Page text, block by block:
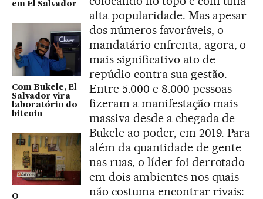
em El Salvador
Com Bukele, El
Salvador vira
laboratório do
bitcoin
O
alta popularidade. Mas apesar
dos números favoráveis, o
mandatário enfrenta, agora, o
mais significativo ato de
repúdio contra sua gestão.
Entre 5.000 e 8.000 pessoas
fizeram a manifestação mais
massiva desde a chegada de
Bukele ao poder, em 2019. Para
além da quantidade de gente
nas ruas, o líder foi derrotado
em dois ambientes nos quais
não costuma encontrar rivais: